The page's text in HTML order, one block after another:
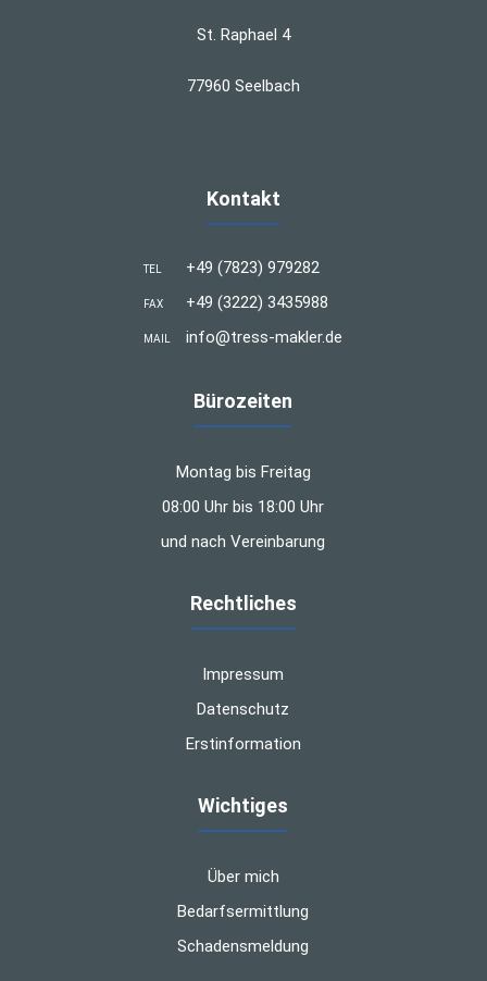
St. Raphael 4
77960 Seelbach
Kontakt
TEL +49 (7823) 979282
FAX +49 (3222) 3435988
MAIL info@tress-makler.de
Bürozeiten
Montag bis Freitag
08:00 Uhr bis 18:00 Uhr
und nach Vereinbarung
Rechtliches
Impressum
Datenschutz
Erstinformation
Wichtiges
Über mich
Bedarfsermittlung
Schadensmeldung